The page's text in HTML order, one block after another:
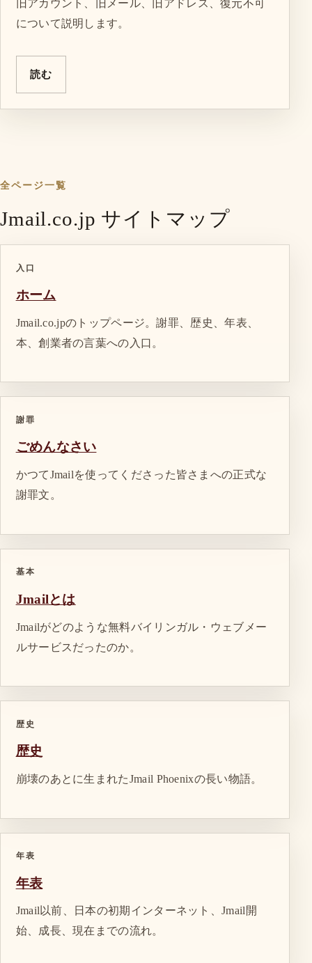
旧アカウント、旧メール、旧アドレス、復元不可
について説明します。
読む
全ページ一覧
Jmail.co.jp サイトマップ
入口
ホーム
Jmail.co.jpのトップページ。謝罪、歴史、年表、
本、創業者の言葉への入口。
謝罪
ごめんなさい
かつてJmailを使ってくださった皆さまへの正式な
謝罪文。
基本
Jmailとは
Jmailがどのような無料バイリンガル・ウェブメー
ルサービスだったのか。
歴史
歴史
崩壊のあとに生まれたJmail Phoenixの長い物語。
年表
年表
Jmail以前、日本の初期インターネット、Jmail開
始、成長、現在までの流れ。